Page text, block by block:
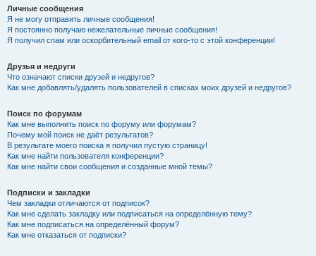
Личные сообщения
Я не могу отправить личные сообщения!
Я постоянно получаю нежелательные личные сообщения!
Я получил спам или оскорбительный email от кого-то с этой конференции!
Друзья и недруги
Что означают списки друзей и недругов?
Как мне добавлять/удалять пользователей в списках моих друзей и недругов?
Поиск по форумам
Как мне выполнить поиск по форуму или форумам?
Почему мой поиск не даёт результатов?
В результате моего поиска я получил пустую страницу!
Как мне найти пользователя конференции?
Как мне найти свои сообщения и созданные мной темы?
Подписки и закладки
Чем закладки отличаются от подписок?
Как мне сделать закладку или подписаться на определённую тему?
Как мне подписаться на определённый форум?
Как мне отказаться от подписки?